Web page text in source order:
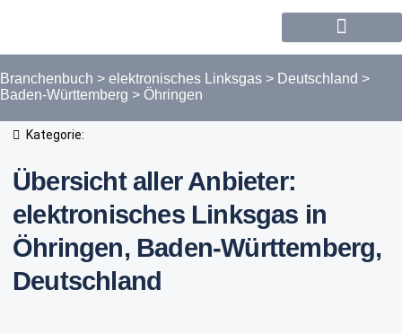
Branchenbuch > elektronisches Linksgas > Deutschland >
Baden-Württemberg > Öhringen
Kategorie:
Übersicht aller Anbieter:
elektronisches Linksgas in
Öhringen, Baden-Württemberg,
Deutschland